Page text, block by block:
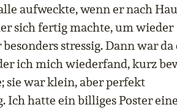
aufweckte, wenn er nach
sich fertig machte, um wieder
stressig. Dann war da
ich mich wiederfand, kurz
sie war klein, aber perfekt
Ich hatte ein billiges Poster